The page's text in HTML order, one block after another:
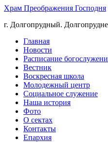
Храм Преображения Господня
г. Долгопрудный.
Главная
Новости
Расписание
Вестник
Воскресная школа
Молодежный центр
Социальное служение
Наша история
Фото
О сектах
Контакты
Епархия